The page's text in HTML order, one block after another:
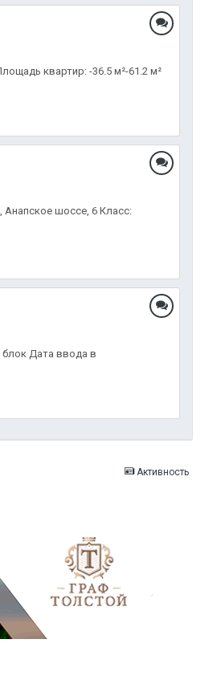
квартир: -36.5 м²-61.2 м²
Анапское шоссе, 6 Класс:
Дата ввода в
Активность